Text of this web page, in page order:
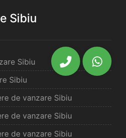
Sibiu
Sibiu
Sibiu
de vanzare Sibiu
de vanzare Sibiu
de vanzare Sibiu